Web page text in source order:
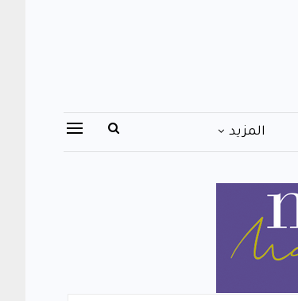
المزيد